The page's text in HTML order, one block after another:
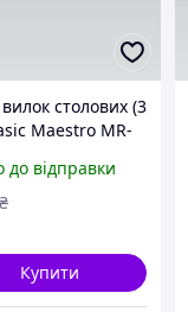
столових (3
Maestro MR-
до відправки
₴
Купити